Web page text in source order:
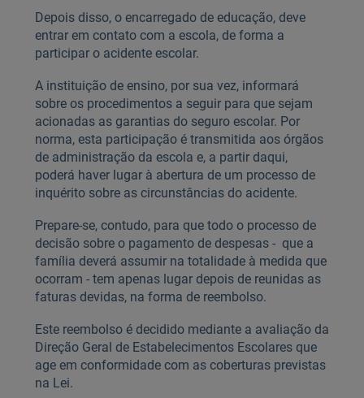
Depois disso, o encarregado de educação, deve
entrar em contato com a escola, de forma a
participar o acidente escolar.
A instituição de ensino, por sua vez, informará
sobre os procedimentos a seguir para que sejam
acionadas as garantias do seguro escolar. Por
norma, esta participação é transmitida aos órgãos
de administração da escola e, a partir daqui,
poderá haver lugar à abertura de um processo de
inquérito sobre as circunstâncias do acidente.
Prepare-se, contudo, para que todo o processo de
decisão sobre o pagamento de despesas - que a
família deverá assumir na totalidade à medida que
ocorram - tem apenas lugar depois de reunidas as
faturas devidas, na forma de reembolso.
Este reembolso é decidido mediante a avaliação da
Direção Geral de Estabelecimentos Escolares que
age em conformidade com as coberturas previstas
na Lei.